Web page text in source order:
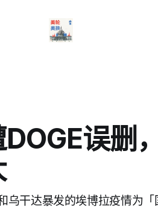
误删
乌干达暴发的埃博拉疫情为